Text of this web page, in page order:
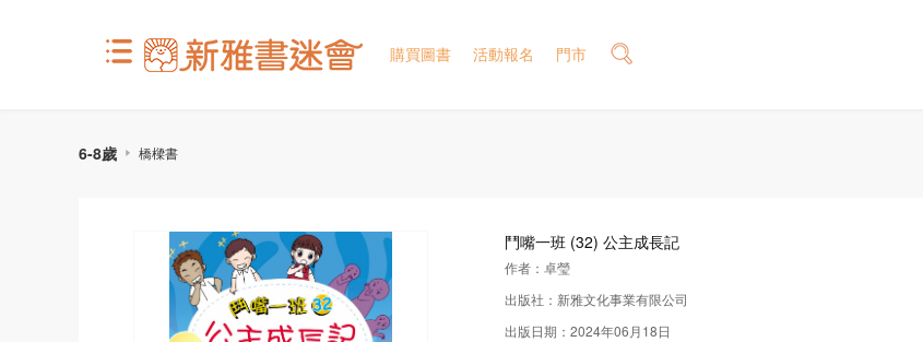
6-8歲 橋樑書
鬥嘴一班 (32) 公主成長記
作者：卓瑩
出版社：新雅文化事業有限公司
出版日期：2024年06月18日
購買圖書 活動報名 門市